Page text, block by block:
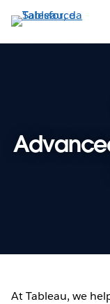
Passa
contenuto
At Tableau, we